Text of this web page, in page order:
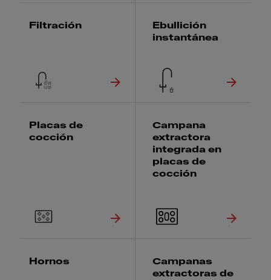
Filtración
Ebullición
instantánea
Placas de
cocción
Campana
extractora
integrada en
placas de
cocción
Hornos
Campanas
extractoras de